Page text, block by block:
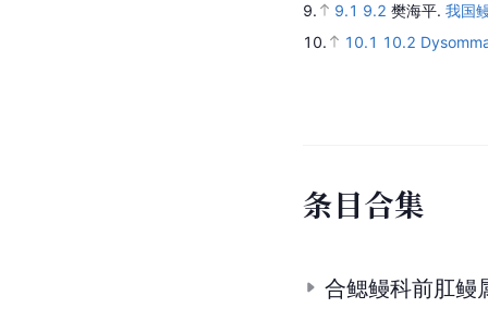
9.
9.1 9.2 樊海平. 我国
10.
10.1 10.2
条目合集
合鳃鳗科前肛鳗